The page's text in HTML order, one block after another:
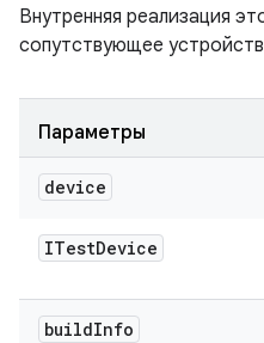
Внутренняя реализация
сопутствующее
Параметры
device
ITestDevice
buildInfo